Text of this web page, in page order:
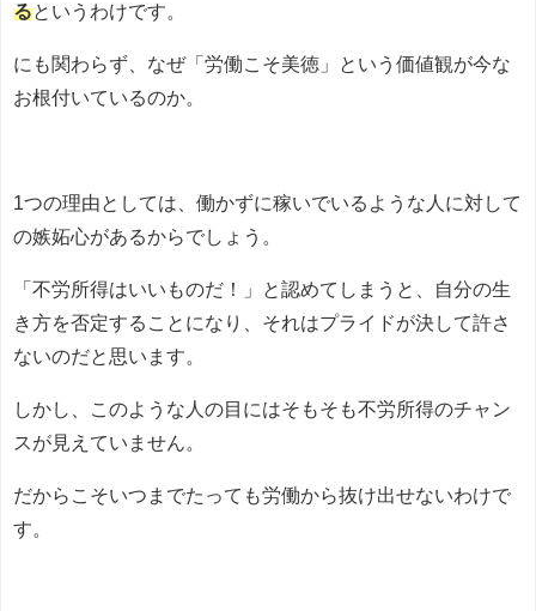
るというわけです。
にも関わらず、なぜ「労働こそ美徳」という価値観が今な
お根付いているのか。
1つの理由としては、働かずに稼いでいるような人に対して
の嫉妬心があるからでしょう。
「不労所得はいいものだ！」と認めてしまうと、自分の生
き方を否定することになり、それはプライドが決して許さ
ないのだと思います。
しかし、このような人の目にはそもそも不労所得のチャン
スが見えていません。
だからこそいつまでたっても労働から抜け出せないわけで
す。